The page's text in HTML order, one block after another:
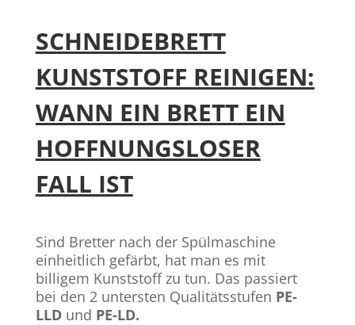
SCHNEIDEBRETT
KUNSTSTOFF REINIGEN:
WANN EIN BRETT EIN
HOFFNUNGSLOSER
FALL IST
Sind Bretter nach der Spülmaschine
einheitlich gefärbt, hat man es mit
billigem Kunststoff zu tun. Das passiert
bei den 2 untersten Qualitätsstufen PE-
LLD und PE-LD.